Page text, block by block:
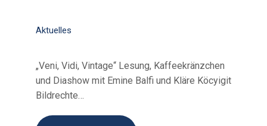
Aktuelles
„Veni, Vidi, Vintage“ Lesung, Kaffeekränzchen
und Diashow mit Emine Balfi und Kläre Köcyigit
Bildrechte…